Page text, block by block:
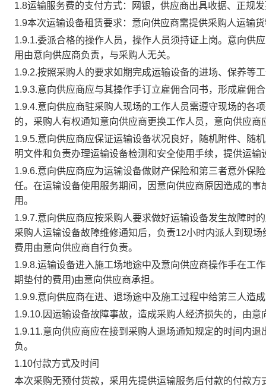
1.8运输服务费的支付方式：网银，供应商出具收据、正规
1.9本次运输设备租赁要求：意向供应商需提供采购人运输
1.9.1.委派合格的操作人员，操作人员须持证上岗。意向供
用由意向供应商负责，与采购人无关。
1.9.2.按照采购人的要求如期完成运输设备的进场、保养等
1.9.3.意向供应商应与其操作手订立雇佣合同书，形成雇佣
1.9.4.意向供应商驻采购人现场的工作人员需遵守现场的各
的，采购人有权通知意向供应商更换工作人员，意向供应商
1.9.5.意向供应商应保证运输设备状况良好，随机附件、随
明文件和负责办理运输设备检测和安全使用手续，提供运
1.9.6.意向供应商应为运输设备做财产保险和第三者意外保
任。在运输设备使用服务期间，因意向供应商原因造成的
用。
1.9.7.意向供应商应按采购人要求做好运输设备发生故障时
采购人运输设备故障维修通知后，负责12小时内派人到现
费用由意向供应商自行负责。
1.9.8.运输设备进入施工场地途中及意向供应商操作手在工
期垫付的费用)由意向供应商承担。
1.9.9.意向供应商在进、退场途中及施工过程中给第三人造
1.9.10.因运输设备故障事故，造成采购人经济损失的，由意
1.9.11.意向供应商应在接到采购人退场通知规定的时间内
负。
1.10付款方式及时间
本次采购无预付货款，采用先提供运输服务后付款的付款